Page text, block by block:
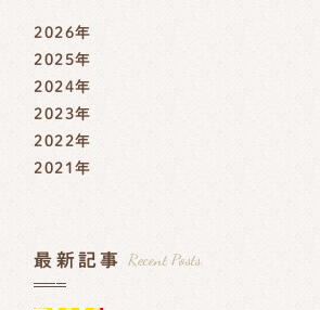
2026年
2025年
2024年
2023年
2022年
2021年
最新記事 Recent Posts